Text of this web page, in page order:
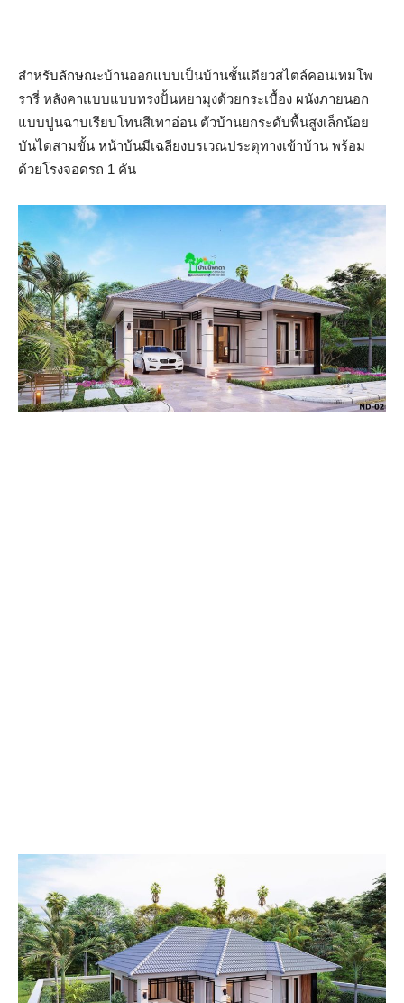
สำหรับลักษณะบ้านออกแบบเป็นบ้านชั้นเดียวสไตล์คอนเทมโพ
รารี่ หลังคาแบบแบบทรงปั้นหยามุงด้วยกระเบื้อง ผนังภายนอก
แบบปูนฉาบเรียบโทนสีเทาอ่อน ตัวบ้านยกระดับพื้นสูงเล็กน้อย
บันไดสามขั้น หน้าบ้นมีเฉลียงบรเวณประตุทางเข้าบ้าน พร้อม
ด้วยโรงจอดรถ 1 คัน